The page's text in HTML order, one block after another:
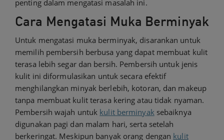
penting dalam mengatasi masalah ini.
Cara Mengatasi Muka Berminyak
Untuk mengatasi muka berminyak, disarankan untuk
memilih pembersih berbusa yang dapat membuat kulit
terasa lebih segar dan bersih. Pembersih untuk jenis
kulit ini diformulasikan untuk secara efektif
menghilangkan minyak berlebih, kotoran, dan makeup
tanpa membuat kulit terasa kering atau tidak nyaman.
Pembersih wajah untuk kulit berminyaksebaiknya
digunakan pagi dan malam hari, serta setelah
berkeringat. Meskipun banyak orang dengan kulit